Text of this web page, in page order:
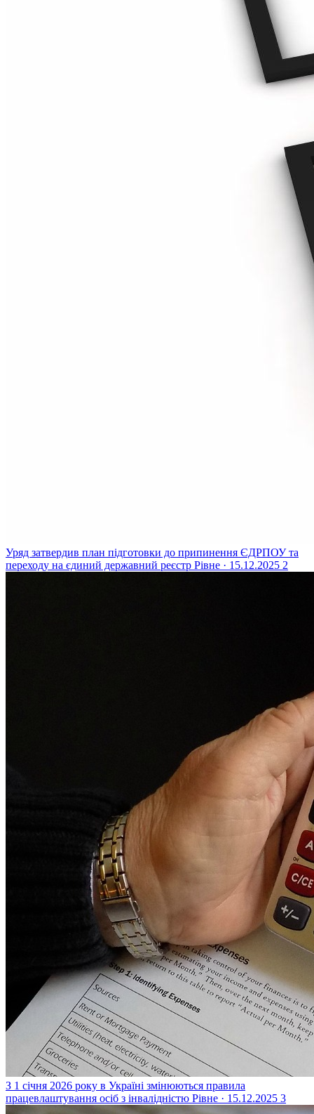
Уряд затвердив план підготовки до припинення ЄДРПОУ та
переходу на єдиний державний реєстр Рівне · 15.12.2025 2
З 1 січня 2026 року в Україні змінюються правила
працевлаштування осіб з інвалідністю Рівне · 15.12.2025 3